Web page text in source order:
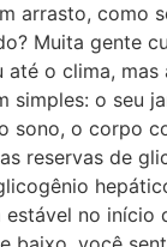
arrasto, como
Muita gente
até o clima,
simples: o seu
sono, o corpo
reservas de
no início